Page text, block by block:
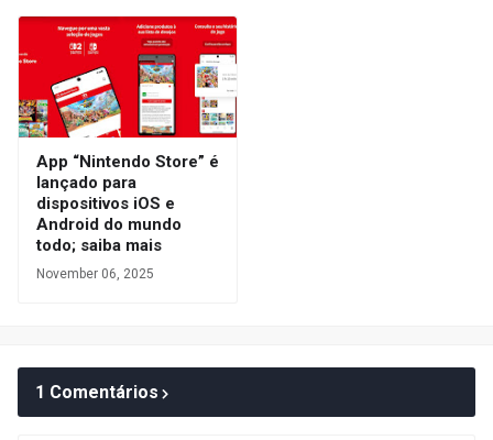
App “Nintendo Store” é
lançado para
dispositivos iOS e
Android do mundo
todo; saiba mais
November 06, 2025
1 Comentários